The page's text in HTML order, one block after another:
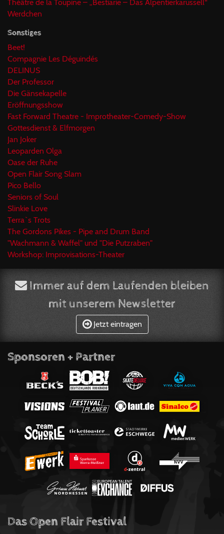
Théâtre de la Toupine – „Bestiarie – Das Alpentierkarussell“
Werdchen
Sonstiges
Beet!
Compagnie Les Déguindés
DELINUS
Der Professor
Die Gänsekapelle
Eröffnungsshow
Fast Forward Theatre - Improtheater-Comedy-Show
Gottesdienst & Elfmorgen
Jan Joker
Leoparden Olga
Oase der Ruhe
Open Flair Song Slam
Pico Bello
Seniors of Soul
Slinkie Love
Terra`s Trots
The Gordons Pikes - Pipe and Drum Band
"Wachmann & Waffel" und "Die Putzraben"
Workshop: Improvisations-Theater
Immer auf dem Laufenden bleiben
mit unserem Newsletter
Jetzt eintragen
Sponsoren + Partner
Das Open Flair Festival